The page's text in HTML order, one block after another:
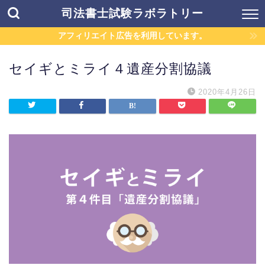
司法書士試験ラボラトリー
アフィリエイト広告を利用しています。
セイギとミライ４遺産分割協議
2020年4月26日